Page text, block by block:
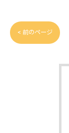
< 前のページ